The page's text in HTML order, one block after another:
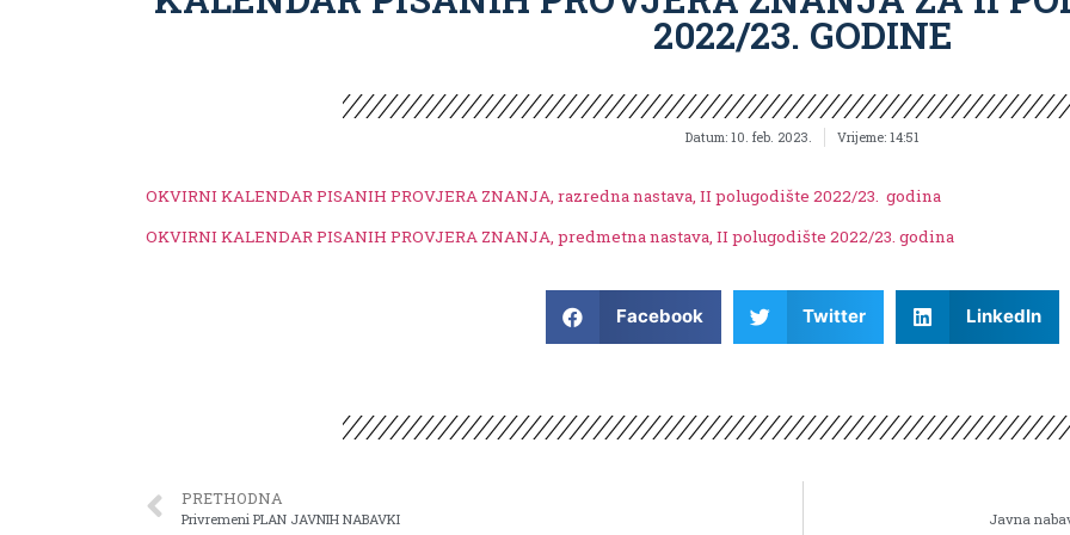
2022/23. GODINE
Datum: 10. feb. 2023. Vrijeme: 14:51
OKVIRNI KALENDAR PISANIH PROVJERA ZNANJA, razredna nastava, II polugodište 2022/23. godina
OKVIRNI KALENDAR PISANIH PROVJERA ZNANJA, predmetna nastava, II polugodište 2022/23. godina
Facebook Twitter LinkedIn
PRETHODNA
Privremeni PLAN JAVNIH NABAVKI Javna